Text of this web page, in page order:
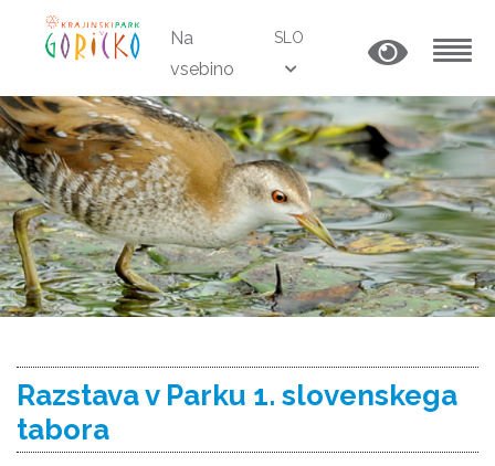
Na
vsebino
SLO
Razstava v Parku 1. slovenskega
tabora